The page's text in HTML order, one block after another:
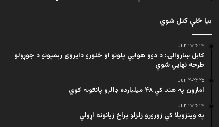
بیا ځلې کتل شوي
۲۵ Jun ۲۰۲۶
کابل ښاروالۍ: د دوو هوايي پلونو او څلورو دایروي رېمپونو د جوړولو
طرحه نهایي شوې
۲۵ Jun ۲۰۲۶
امازون په هند کې ۴۸ میلیارده ډالرو پانګونه کوي
۲۵ Jun ۲۰۲۶
په وینزویلا کې زورورو زلزلو پراخ زیانونه اړولي